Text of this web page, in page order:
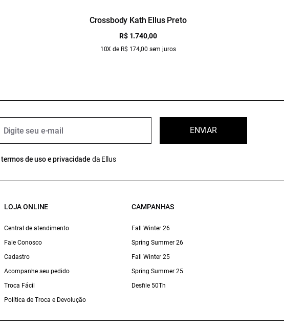
Crossbody Kath Ellus Preto
R$ 1.740,00
10X de R$ 174,00 sem juros
ENVIAR
termos de uso e privacidade da Ellus
LOJA ONLINE
Central de atendimento
Fale Conosco
Cadastro
Acompanhe seu pedido
Troca Fácil
Política de Troca e Devolução
CAMPANHAS
Fall Winter 26
Spring Summer 26
Fall Winter 25
Spring Summer 25
Desfile 50Th